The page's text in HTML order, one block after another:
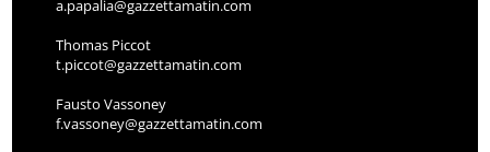
a.papalia@gazzettamatin.com
Thomas Piccot
t.piccot@gazzettamatin.com
Fausto Vassoney
f.vassoney@gazzettamatin.com